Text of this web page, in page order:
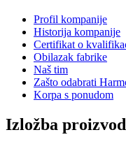
Profil kompanije
Historija kompanije
Certifikat o
Obilazak fabrike
Naš tim
Zašto odabrati
Korpa s ponudom
Izložba